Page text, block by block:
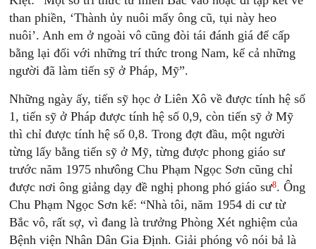
than phiền, ‘Thành ủy nuôi mấy ông cũ, tụi này heo
nuôi’. Anh em ở ngoài vô cũng đòi tái đánh giá để cấp
bằng lại đối với những trí thức trong Nam, kể cả những
người đã làm tiến sỹ ở Pháp, Mỹ”.
Những ngày ấy, tiến sỹ học ở Liên Xô về được tính hệ số
1, tiến sỹ ở Pháp được tính hệ số 0,9, còn tiến sỹ ở Mỹ
thì chỉ được tính hệ số 0,8. Trong đợt đầu, một người
từng lấy bằng tiến sỹ ở Mỹ, từng được phong giáo sư
trước năm 1975 nhưông Chu Phạm Ngọc Sơn cũng chỉ
được nơi ông giảng dạy đề nghị phong phó giáo sư8. Ông
Chu Phạm Ngọc Sơn kể: “Nhà tôi, năm 1954 di cư từ
Bắc vô, rất sợ, vì đang là trưởng Phòng Xét nghiệm của
Bệnh viện Nhân Dân Gia Định. Giải phóng vô nói bả là